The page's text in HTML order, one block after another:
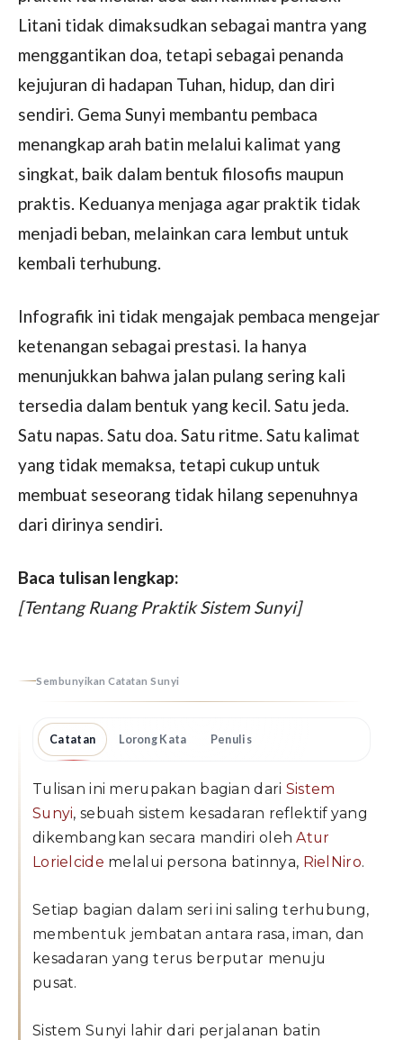
Litani tidak dimaksudkan sebagai mantra yang
menggantikan doa, tetapi sebagai penanda
kejujuran di hadapan Tuhan, hidup, dan diri
sendiri. Gema Sunyi membantu pembaca
menangkap arah batin melalui kalimat yang
singkat, baik dalam bentuk filosofis maupun
praktis. Keduanya menjaga agar praktik tidak
menjadi beban, melainkan cara lembut untuk
kembali terhubung.
Infografik ini tidak mengajak pembaca mengejar
ketenangan sebagai prestasi. Ia hanya
menunjukkan bahwa jalan pulang sering kali
tersedia dalam bentuk yang kecil. Satu jeda.
Satu napas. Satu doa. Satu ritme. Satu kalimat
yang tidak memaksa, tetapi cukup untuk
membuat seseorang tidak hilang sepenuhnya
dari dirinya sendiri.
Baca tulisan lengkap:
[Tentang Ruang Praktik Sistem Sunyi]
Sembunyikan Catatan Sunyi
Catatan Lorong Kata Penulis
Tulisan ini merupakan bagian dari Sistem
Sunyi, sebuah sistem kesadaran reflektif yang
dikembangkan secara mandiri olehAtur
Lorielcide melalui persona batinnya, RielNiro.
Setiap bagian dalam seri ini saling terhubung,
membentuk jembatan antara rasa, iman, dan
kesadaran yang terus berputar menuju
pusat.
Sistem Sunyi lahir dari perjalanan batin